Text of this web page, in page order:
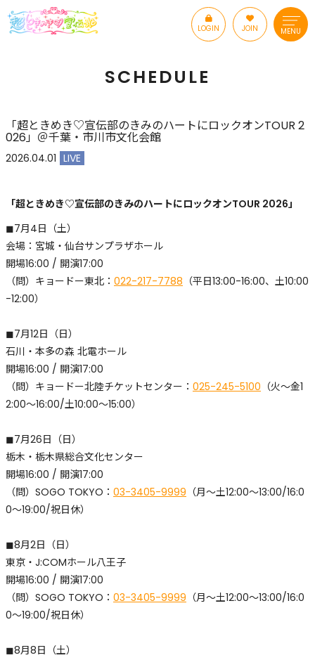
LOGIN JOIN MENU
SCHEDULE
「超ときめき♡宣伝部のきみのハートにロックオンTOUR 2
026」＠千葉・市川市文化会館
2026.04.01 LIVE
「超ときめき♡宣伝部のきみのハートにロックオンTOUR 2026」
◼︎7月4日（土）
会場：宮城・仙台サンプラザホール
開場16:00 / 開演17:00
（問）キョードー東北： 022-217-7788 （平日13:00-16:00、土10:00
-12:00）
◼︎7月12日（日）
石川・本多の森 北電ホール
開場16:00 / 開演17:00
（問）キョードー北陸チケットセンター： 025-245-5100 （火～金1
2:00～16:00/土10:00～15:00）
◼︎7月26日（日）
栃木・栃木県総合文化センター
開場16:00 / 開演17:00
（問）SOGO TOKYO： 03-3405-9999 （月〜土12:00〜13:00/16:0
0〜19:00/祝日休）
◼︎8月2日（日）
東京・J:COMホール八王子
開場16:00 / 開演17:00
（問）SOGO TOKYO： 03-3405-9999 （月〜土12:00〜13:00/16:0
0〜19:00/祝日休）
◼︎8月8日（土）